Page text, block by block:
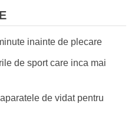
inainte de plecare
de sport care inca mai
de vidat pentru